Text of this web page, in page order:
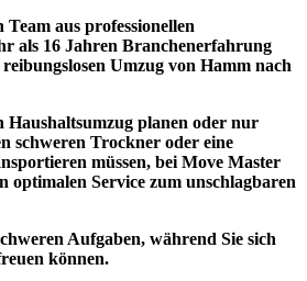
aus professionellen
als 16 Jahren Branchenerfahrung
Umzug von Hamm nach
Haushaltsumzug planen oder nur
schweren Trockner oder eine
müssen, bei Move Master
optimalen Service zum unschlagbaren
Aufgaben, während Sie sich
können.